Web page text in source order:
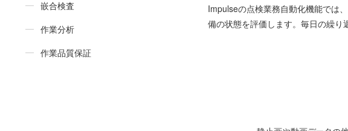
Impulseの点検業務自動化機能では
備の状態を評価します。毎日の繰り
嵌合検査
作業分析
作業品質保証